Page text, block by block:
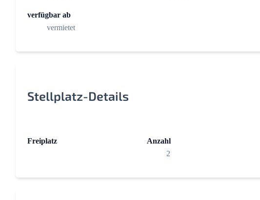
verfügbar ab
vermietet
Stellplatz-Details
Freiplatz
Anzahl
2